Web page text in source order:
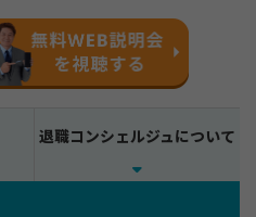
退職コンシェルジュについて